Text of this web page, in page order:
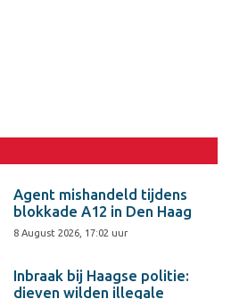
Agent mishandeld tijdens
blokkade A12 in Den Haag
8 August 2026, 17:02 uur
Inbraak bij Haagse politie:
dieven wilden illegale